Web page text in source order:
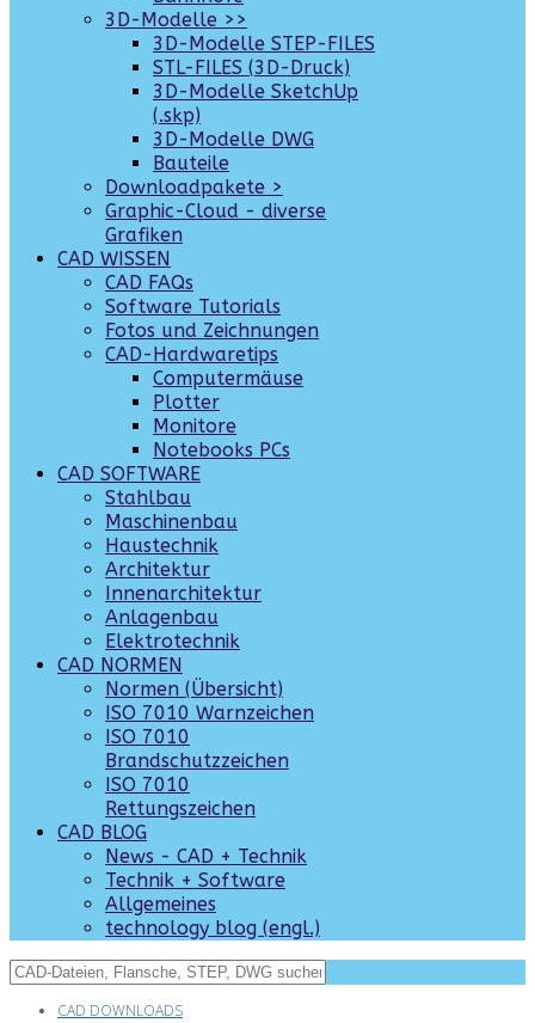
3D-Modelle >>
3D-Modelle STEP-FILES
STL-FILES (3D-Druck)
3D-Modelle SketchUp
(.skp)
3D-Modelle DWG
Bauteile
Downloadpakete >
Graphic-Cloud - diverse
Grafiken
CAD WISSEN
CAD FAQs
Software Tutorials
Fotos und Zeichnungen
CAD-Hardwaretips
Computermäuse
Plotter
Monitore
Notebooks PCs
CAD SOFTWARE
Stahlbau
Maschinenbau
Haustechnik
Architektur
Innenarchitektur
Anlagenbau
Elektrotechnik
CAD NORMEN
Normen (Übersicht)
ISO 7010 Warnzeichen
ISO 7010
Brandschutzzeichen
ISO 7010
Rettungszeichen
CAD BLOG
News - CAD + Technik
Technik + Software
Allgemeines
technology blog (engl.)
CAD DOWNLOADS